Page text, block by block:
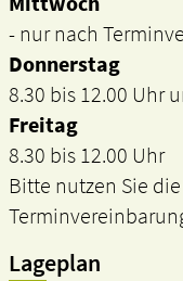
- nur nach
Donnerstag
8.30 bis 12.00 Uhr
Freitag
8.30 bis 12.00 Uhr
Bitte nutzen Sie
Lageplan